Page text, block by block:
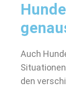
Auch
den